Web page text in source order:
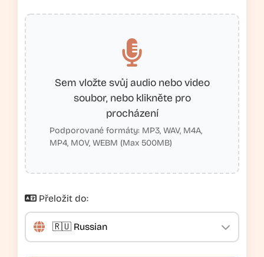
Sem vložte svůj audio nebo video
soubor, nebo klikněte pro
procházení
Podporované formáty: MP3, WAV, M4A,
MP4, MOV, WEBM (Max 500MB)
Přeložit do: